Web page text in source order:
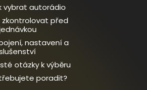
vybrat autorádio
zkontrolovat před
nastavení a
otázky k výběru
poradit?